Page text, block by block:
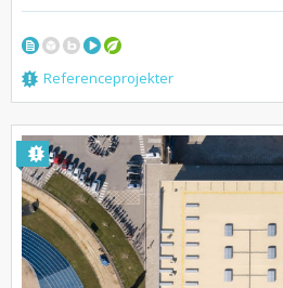
Referenceprojekter